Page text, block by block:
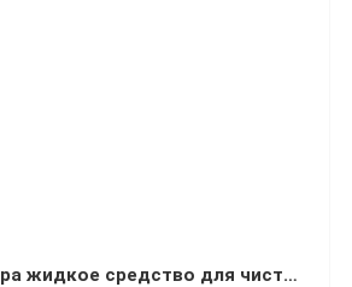
Крот Теза Экстра жидкое средство для чистки труб 900 мл